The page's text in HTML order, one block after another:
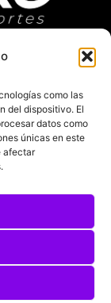
como las
del dispositivo. El
datos como
únicas en este
afectar
EUROPEAS